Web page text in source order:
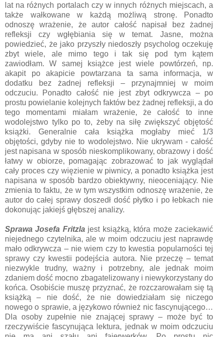
lat na różnych portalach czy w innych różnych miejscach, a
także wałkowane w każdą możliwą stronę. Ponadto
odnoszę wrażenie, że autor całość napisał bez żadnej
refleksji czy wgłębiania się w temat. Jasne, można
powiedzieć, że jako przyszły niedoszły psycholog oczekuję
zbyt wiele, ale mimo tego i tak się pod tym kątem
zawiodłam. W samej książce jest wiele powtórzeń, np.
akapit po akapicie powtarzana ta sama informacja, w
dodatku bez żadnej refleksji – przynajmniej w moim
odczuciu. Ponadto całość nie jest zbyt odkrywcza – po
prostu powielanie kolejnych faktów bez żadnej refleksji, a do
tego momentami miałam wrażenie, że całość to inne
wodolejstwo tylko po to, żeby na siłę zwiększyć objętość
książki. Generalnie cała książka mogłaby mieć 1/3
objętości, gdyby nie to wodolejstwo. Nie ukrywam - całość
jest napisana w sposób nieskomplikowany, obrazowy i dość
łatwy w obiorze, pomagając zobrazować to jak wyglądał
cały proces czy więzienie w piwnicy, a ponadto książka jest
napisana w sposób bardzo obiektywny, nieoceniający. Nie
zmienia to faktu, że w tym wszystkim odnoszę wrażenie, że
autor do całej sprawy doszedł dość płytko i po łebkach nie
dokonując jakiejś głębszej analizy.
Sprawa Josefa Fritzla jest książką, która może zaciekawić
niejednego czytelnika, ale w moim odczuciu jest naprawdę
mało odkrywcza – nie wiem czy to kwestia popularności tej
sprawy czy kwestii podejścia autora. Nie przeczę – temat
niezwykle trudny, ważny i potrzebny, ale jednak moim
zdaniem dość mocno zbagatelizowany i niewykorzystany do
końca. Osobiście muszę przyznać, że rozczarowałam się tą
książką – nie dość, że nie dowiedziałam się niczego
nowego o sprawie, a językowo również nic fascynującego…
Dla osoby zupełnie nie znającej sprawy – może być to
rzeczywiście fascynująca lektura, jednak w moim odczuciu